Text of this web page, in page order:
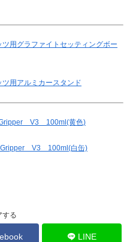
グラファイトセッティングボー
用アルミカースタンド
V3 100ml(黄色)
V3 100ml(白缶)
する
LINE